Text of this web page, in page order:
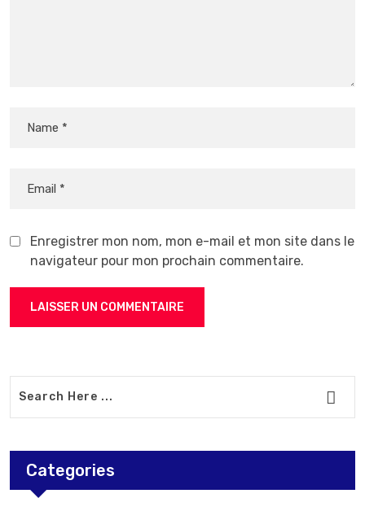
Enregistrer mon nom, mon e-mail et mon site dans le
navigateur pour mon prochain commentaire.
Categories